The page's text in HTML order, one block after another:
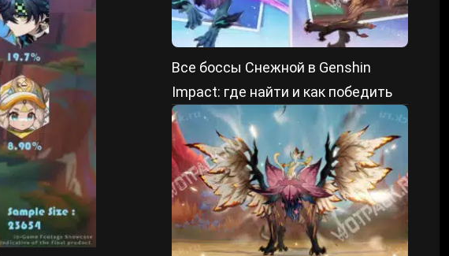
Все боссы Снежной в Genshin
Impact: где найти и как победить